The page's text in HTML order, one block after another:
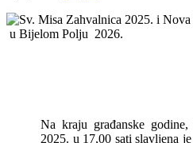
Na kraju građanske
2025. u 17,00 sati slavljena